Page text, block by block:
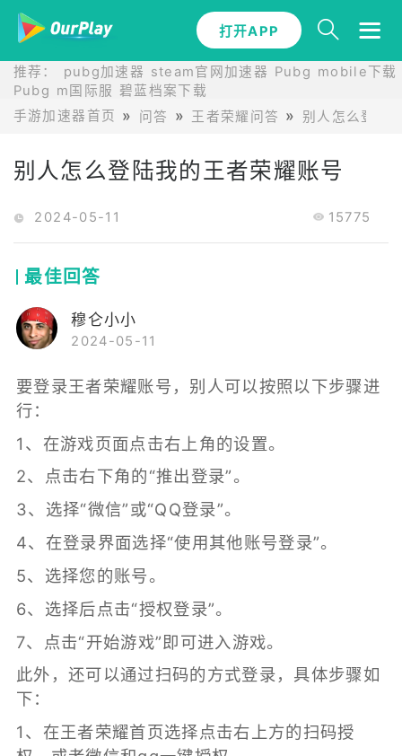
打开APP
推荐： pubg加速器 steam官网加速器 Pubg mobile下载
Pubg m国际服 碧蓝档案下载
手游加速器首页
问答 王者荣耀问答 别人怎么登陆
别人怎么登陆我的王者荣耀账号
2024-05-11 15775
最佳回答
穆仑小小
2024-05-11
要登录王者荣耀账号，别人可以按照以下步骤进
行：
1、在游戏页面点击右上角的设置。
2、点击右下角的“推出登录”。
3、选择“微信”或“QQ登录”。
4、在登录界面选择“使用其他账号登录”。
5、选择您的账号。
6、选择后点击“授权登录”。
7、点击“开始游戏”即可进入游戏。
此外，还可以通过扫码的方式登录，具体步骤如
下：
1、在王者荣耀首页选择点击右上方的扫码授